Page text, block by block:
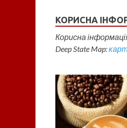
КОРИСНА
Корисна
Deep State Map: